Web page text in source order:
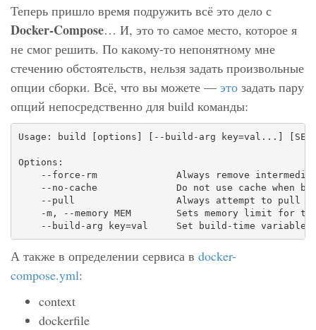
Теперь пришло время подружить всё это дело с
Docker-Compose… И, это то самое место, которое я
не смог решить. По какому-то непонятному мне
стечению обстоятельств, нельзя задать произвольные
опции сборки. Всё, что вы можете — это задать пару
опций непосредственно для build команды:
Usage: build [options] [--build-arg key=val...]
Options:
--force-rm              Always remove
--no-cache              Do not use cache when
--pull                  Always attempt to pull
-m, --memory MEM        Sets memory limit for
--build-arg key=val     Set build-time variables
А также в определении сервиса в docker-
compose.yml:
context
dockerfile